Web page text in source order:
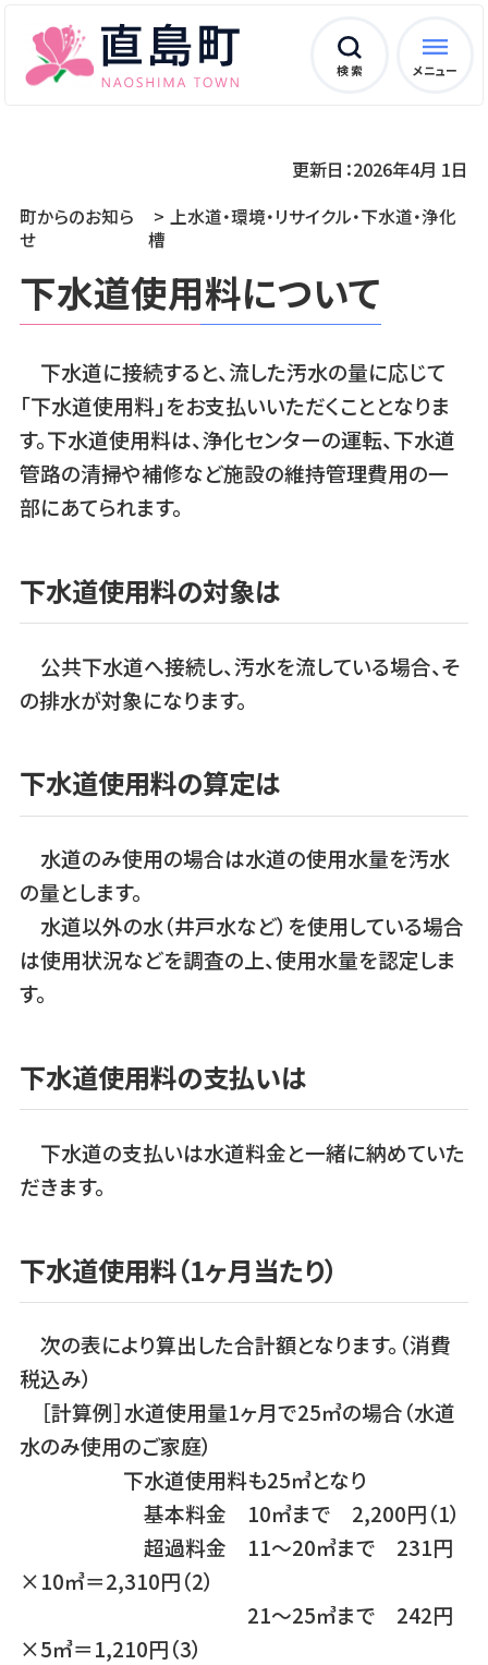
検 索 メニュー
町からのお知ら
せ
上水道・環境・リサイクル・下水道・浄化
槽
更新日：2026年4月 1日
下水道使用料について
下水道に接続すると、流した汚水の量に応じて
「下水道使用料」をお支払いいただくこととなりま
す。下水道使用料は、浄化センターの運転、下水道
管路の清掃や補修など施設の維持管理費用の一
部にあてられます。
下水道使用料の対象は
公共下水道へ接続し、汚水を流している場合、そ
の排水が対象になります。
下水道使用料の算定は
水道のみ使用の場合は水道の使用水量を汚水
の量とします。
水道以外の水（井戸水など）を使用している場合
は使用状況などを調査の上、使用水量を認定しま
す。
下水道使用料の支払いは
下水道の支払いは水道料金と一緒に納めていた
だきます。
下水道使用料（1ヶ月当たり）
次の表により算出した合計額となります。（消費
税込み）
［計算例］水道使用量1ヶ月で25㎥の場合（水道
水のみ使用のご家庭）
下水道使用料も25㎥となり
基本料金 10㎥まで 2,200円（1）
超過料金 11～20㎥まで 231円
×10㎥＝2,310円（2）
21～25㎥まで 242円
×5㎥＝1,210円（3）